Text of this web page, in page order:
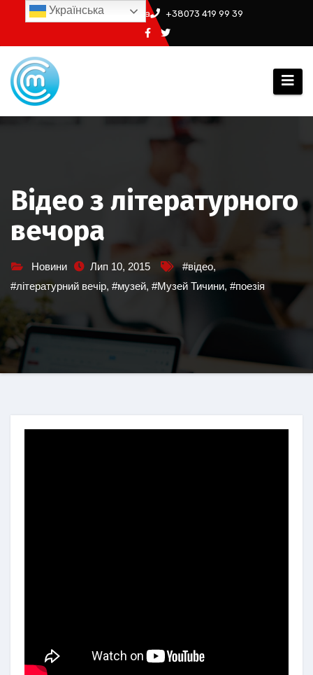
Перейти
вмісту
info@ssm.in.ua +38073 419 99 39
Відео з літературного
вечора
Новини Лип 10, 2015 #відео,
#літературний вечір, #музей, #Музей Тичини, #поезія
Українська